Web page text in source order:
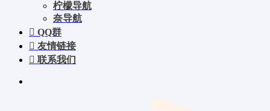
柠檬导航
奈导航
QQ群
友情链接
联系我们